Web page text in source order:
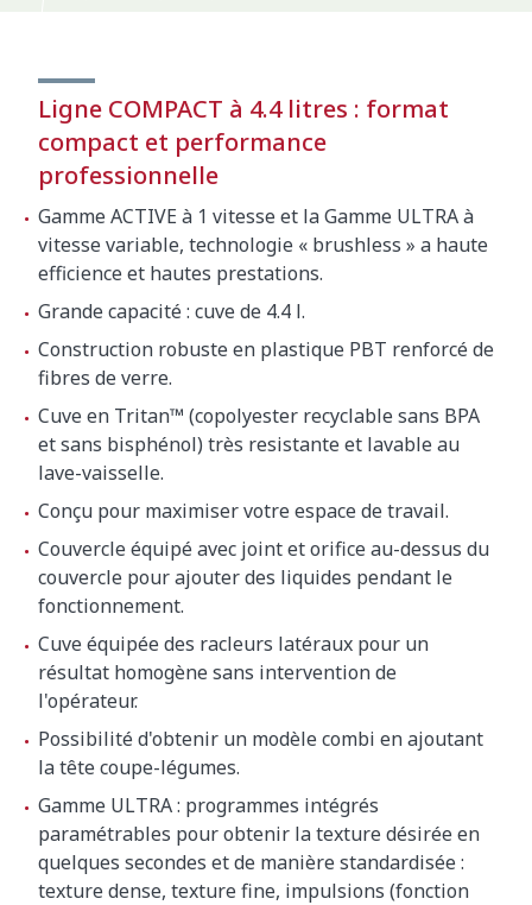
Ligne COMPACT à 4.4 litres : format
compact et performance
professionnelle
Gamme ACTIVE à 1 vitesse et la Gamme ULTRA à
vitesse variable, technologie « brushless » a haute
efficience et hautes prestations.
Grande capacité : cuve de 4.4 l.
Construction robuste en plastique PBT renforcé de
fibres de verre.
Cuve en Tritan™ (copolyester recyclable sans BPA
et sans bisphénol) très resistante et lavable au
lave-vaisselle.
Conçu pour maximiser votre espace de travail.
Couvercle équipé avec joint et orifice au-dessus du
couvercle pour ajouter des liquides pendant le
fonctionnement.
Cuve équipée des racleurs latéraux pour un
résultat homogène sans intervention de
l'opérateur.
Possibilité d'obtenir un modèle combi en ajoutant
la tête coupe-légumes.
Gamme ULTRA : programmes intégrés
paramétrables pour obtenir la texture désirée en
quelques secondes et de manière standardisée :
texture dense, texture fine, impulsions (fonction